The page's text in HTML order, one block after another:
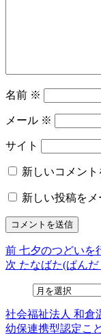
名前 ※
メール ※
サイト
新しいコメン
新しい投稿を
投
稿
ビ
前 前
の
七夕のつどいを
次 次
稿:
たなばた(ぱん
社会福祉法人 和倉
幼保連携型認定こ